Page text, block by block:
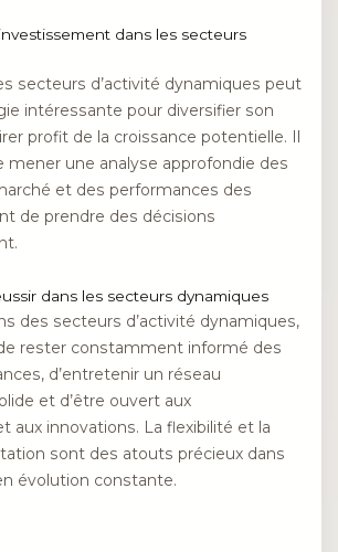
dans les secteurs
secteurs d’activité dynamiques peut
intéressante pour diversifier son
profit de la croissance potentielle. Il
mener une analyse approfondie des
et des performances des
de prendre des décisions
dans les secteurs dynamiques
des secteurs d’activité dynamiques,
rester constamment informé des
d’entretenir un réseau
et d’être ouvert aux
aux innovations. La flexibilité et la
sont des atouts précieux dans
évolution constante.